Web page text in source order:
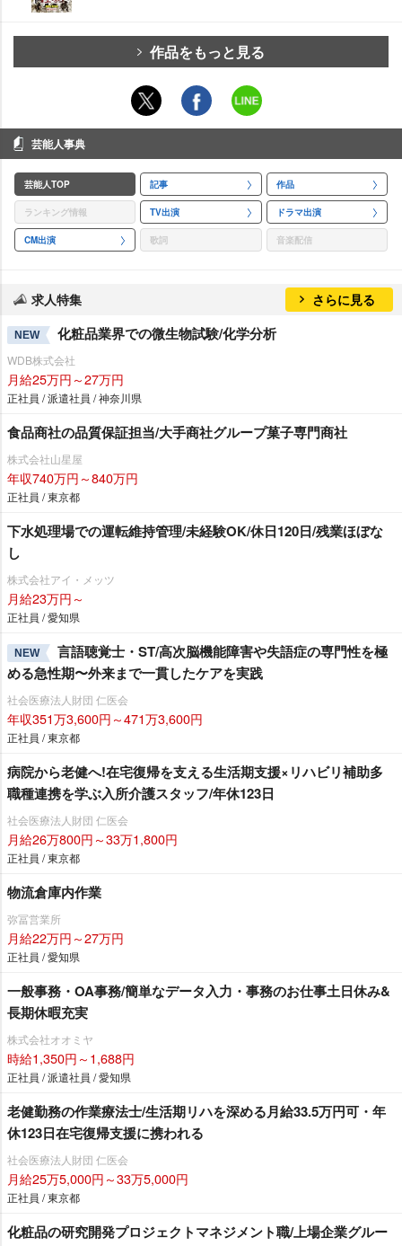
作品をもっと見る
芸能人事典
芸能人TOP 記事 作品
ランキング情報 TV出演 ドラマ出演
CM出演 歌詞 音楽配信
求人特集 さらに見る
NEW 化粧品業界での微生物試験/化学分析
WDB株式会社
月給25万円～27万円
正社員 / 派遣社員 / 神奈川県
食品商社の品質保証担当/大手商社グループ菓子専門商社
株式会社山星屋
年収740万円～840万円
正社員 / 東京都
下水処理場での運転維持管理/未経験OK/休日120日/残業ほぼな
し
株式会社アイ・メッツ
月給23万円～
正社員 / 愛知県
NEW
言語聴覚士・ST/高次脳機能障害や失語症の専門性を極
める急性期〜外来まで一貫したケアを実践
社会医療法人財団 仁医会
年収351万3,600円～471万3,600円
正社員 / 東京都
病院から老健へ!在宅復帰を支える生活期支援×リハビリ補助多
職種連携を学ぶ入所介護スタッフ/年休123日
社会医療法人財団 仁医会
月給26万800円～33万1,800円
正社員 / 東京都
物流倉庫内作業
弥冨営業所
月給22万円～27万円
正社員 / 愛知県
一般事務・OA事務/簡単なデータ入力・事務のお仕事土日休み&
長期休暇充実
株式会社オオミヤ
時給1,350円～1,688円
正社員 / 派遣社員 / 愛知県
老健勤務の作業療法士/生活期リハを深める月給33.5万円可・年
休123日在宅復帰支援に携われる
社会医療法人財団 仁医会
月給25万5,000円～33万5,000円
正社員 / 東京都
化粧品の研究開発プロジェクトマネジメント職/上場企業グルー